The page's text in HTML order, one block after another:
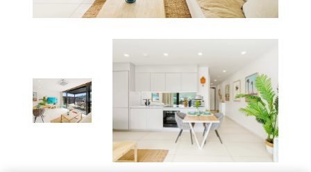
privé, un espace paisible parfait pour un café matinal, un
Avantages & Services
Résidents :
Parking privé sur place
Sécurité 24h/24 pour une tranquillité d’esprit